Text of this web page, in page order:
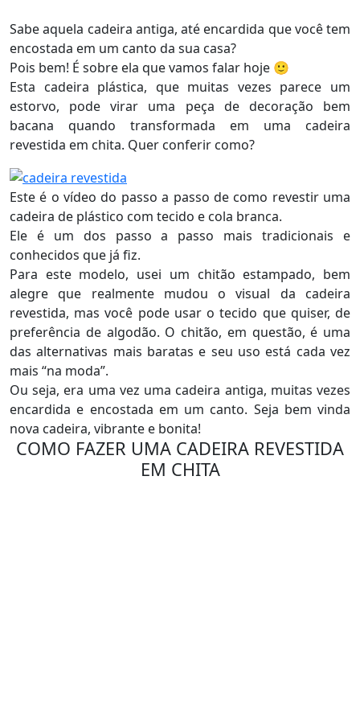
Sabe aquela cadeira antiga, até encardida que você tem
encostada em um canto da sua casa?
Pois bem! É sobre ela que vamos falar hoje 🙂
Esta cadeira plástica, que muitas vezes parece um
estorvo, pode virar uma peça de decoração bem
bacana quando transformada em uma cadeira
revestida em chita. Quer conferir como?
Este é o vídeo do passo a passo de como revestir uma
cadeira de plástico com tecido e cola branca.
Ele é um dos passo a passo mais tradicionais e
conhecidos que já fiz.
Para este modelo, usei um chitão estampado, bem
alegre que realmente mudou o visual da cadeira
revestida, mas você pode usar o tecido que quiser, de
preferência de algodão. O chitão, em questão, é uma
das alternativas mais baratas e seu uso está cada vez
mais “na moda”.
Ou seja, era uma vez uma cadeira antiga, muitas vezes
encardida e encostada em um canto. Seja bem vinda
nova cadeira, vibrante e bonita!
COMO FAZER UMA CADEIRA REVESTIDA
EM CHITA